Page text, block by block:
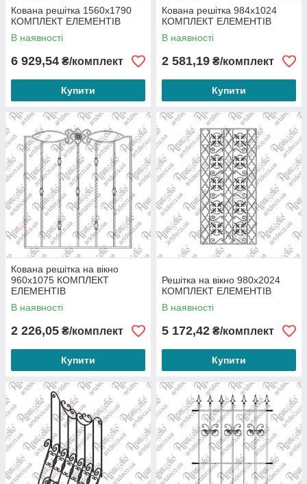
Кована решітка 1560х1790
КОМПЛЕКТ ЕЛЕМЕНТІВ
В наявності
6 929,54 ₴/комплект
Купити
Кована решітка 984х1024
КОМПЛЕКТ ЕЛЕМЕНТІВ
В наявності
2 581,19 ₴/комплект
Купити
Кована решітка на вікно
960х1075 КОМПЛЕКТ
ЕЛЕМЕНТІВ
В наявності
2 226,05 ₴/комплект
Купити
Решітка на вікно 980х2024
КОМПЛЕКТ ЕЛЕМЕНТІВ
В наявності
5 172,42 ₴/комплект
Купити